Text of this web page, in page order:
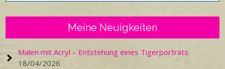
Meine Neuigkeiten
Malen mit Acryl – Entstehung eines Tigerporträts
18/04/2026